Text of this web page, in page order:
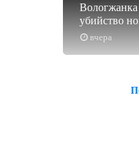
вчера
Вологжанка
убийство